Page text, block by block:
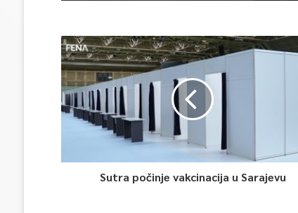
Sutra počinje vakcinacija u Sarajevu